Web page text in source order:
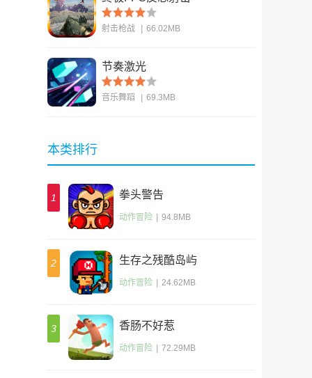
(ULTIMATE FPS
Counter Terrorist S)
射击枪战 66.02MB
节奏激光
音乐舞蹈 69.3MB
本类排行
1 拳头警告
动作冒险 94.8MB
2 生存之残酷岛屿
动作冒险 24.62MB
3 香肠不好惹
动作冒险 72.29MB